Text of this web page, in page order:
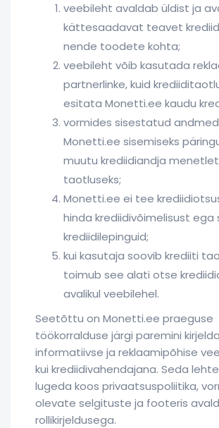
veebileht avaldab üldist ja
kättesaadavat teavet
nende toodete kohta;
veebileht võib kasutada
partnerlinke, kuid
esitata Monetti.ee kaudu
vormides sisestatud
Monetti.ee sisemiseks
muutu krediidiandja
taotluseks;
Monetti.ee ei tee
hinda krediidivõimelisust ega
krediidilepinguid;
kui kasutaja soovib krediiti
toimub see alati otse
avalikul veebilehel.
Seetõttu on Monetti.ee praeguse
töökorralduse järgi paremini
informatiivse ja reklaamipõhise
kui krediidivahendajana. Seda
lugeda koos privaatsuspoliitika,
olevate selgituste ja footeris
rollikirjeldusega.